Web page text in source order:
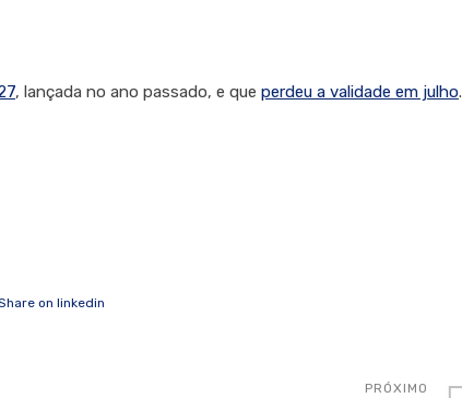
, lançada no ano passado, e que perdeu a validade em julho.
PRÓXIMO